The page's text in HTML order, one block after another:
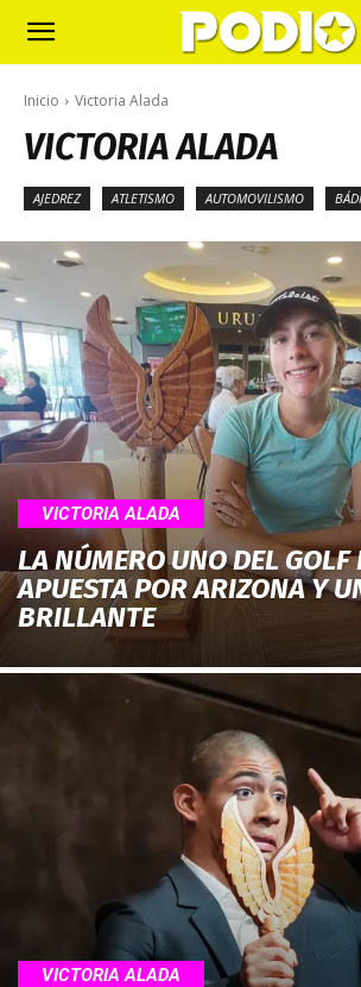
Inicio Victoria Alada
VICTORIA ALADA
AJEDREZ ATLETISMO AUTOMOVILISMO
VICTORIA ALADA
LA NÚMERO UNO DEL
APUESTA POR ARIZONA Y
BRILLANTE
VICTORIA ALADA